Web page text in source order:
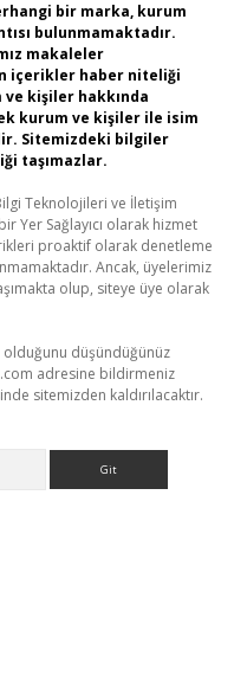
bir marka, kurum
bulunmamaktadır.
makaleler
içerikler haber niteliği
kişiler hakkında
kurum ve kişiler ile isim
Sitemizdeki bilgiler
taşımazlar.
Teknolojileri ve İletişim
Yer Sağlayıcı olarak hizmet
proaktif olarak denetleme
Ancak, üyelerimiz
olup, siteye üye olarak
olduğunu düşündüğünüz
adresine bildirmeniz
sitemizden kaldırılacaktır.